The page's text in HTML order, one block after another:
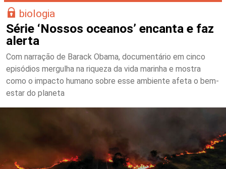
biologia
Série ‘Nossos oceanos’ encanta e faz
alerta
Com narração de Barack Obama, documentário em cinco
episódios mergulha na riqueza da vida marinha e mostra
como o impacto humano sobre esse ambiente afeta o bem-
estar do planeta